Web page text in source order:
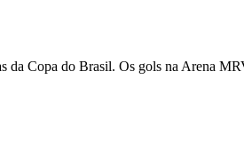
Copa do Brasil. Os gols na Arena